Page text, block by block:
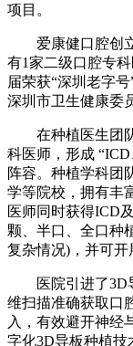
项目。
爱康健口腔创立
有1家二级口腔专
届荣获“深圳老字
深圳市卫生健康委
在种植医生团队
科医师，形成
阵容。种植学科团
学等院校，拥有丰
医师同时获得ICD
颗、半口、全口种
复杂情况)，并可开
医院引进了3D导
维扫描准确获取口
入，有效避开神经
字化3D导板种植技